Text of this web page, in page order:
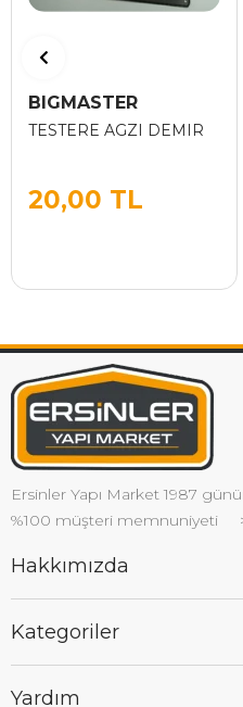
BIGMASTER
TESTERE AGZI DEMIR
20,00 TL
Ersinler Yapı Market 1987
%100 müşteri memnuniyeti
Hakkımızda
Kategoriler
Yardım